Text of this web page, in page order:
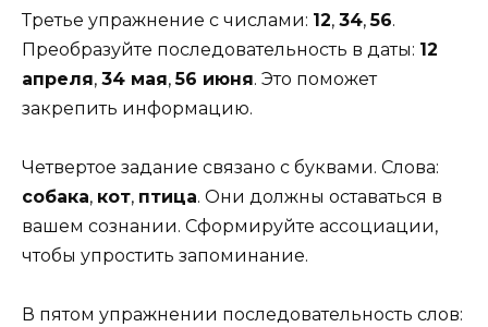
Третье упражнение с числами: 12, 34,56.
Преобразуйте последовательность в даты: 12
апреля, 34 мая,56 июня. Это поможет
закрепить информацию.
Четвертое задание связано с буквами. Слова:
собака, кот, птица. Они должны оставаться в
вашем сознании. Сформируйте ассоциации,
чтобы упростить запоминание.
В пятом упражнении последовательность слов: